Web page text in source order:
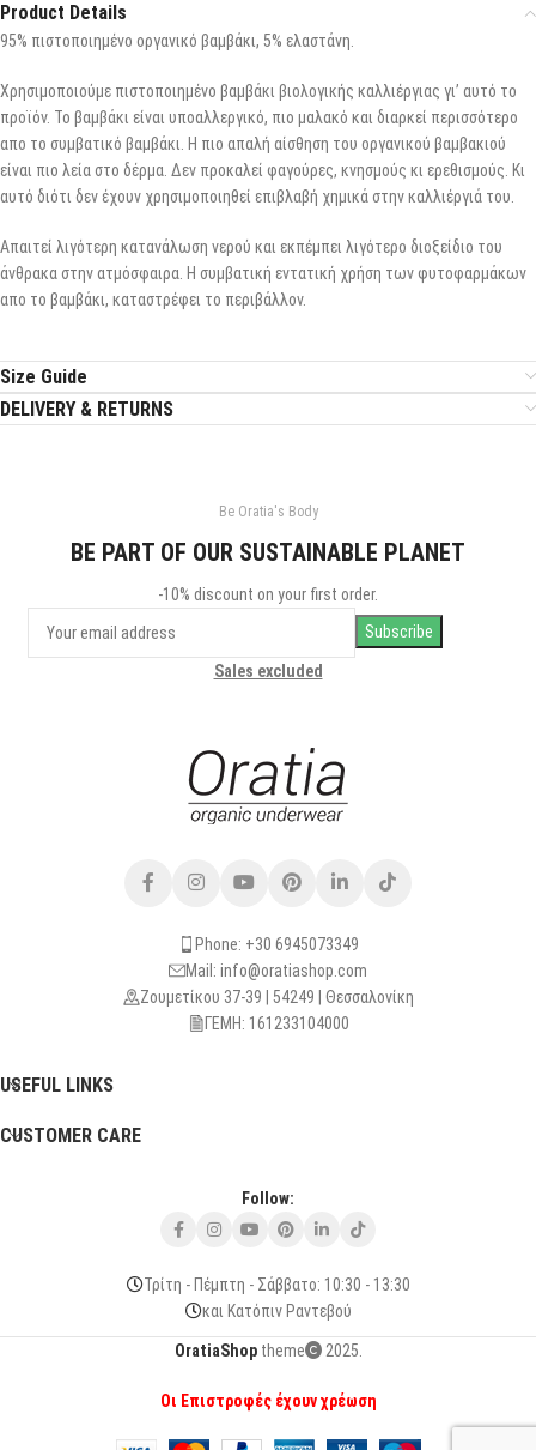
Product Details
95% πιστοποιημένο οργανικό βαμβάκι, 5% ελαστάνη.
Χρησιμοποιούμε πιστοποιημένο βαμβάκι βιολογικής καλλιέργιας γι’ αυτό το
προϊόν. Το βαμβάκι είναι υποαλλεργικό, πιο μαλακό και διαρκεί περισσότερο
απο το συμβατικό βαμβάκι. Η πιο απαλή αίσθηση του οργανικού βαμβακιού
είναι πιο λεία στο δέρμα. Δεν προκαλεί φαγούρες, κνησμούς κι ερεθισμούς. Κι
αυτό διότι δεν έχουν χρησιμοποιηθεί επιβλαβή χημικά στην καλλιέργιά του.
Απαιτεί λιγότερη κατανάλωση νερού και εκπέμπει λιγότερο διοξείδιο του
άνθρακα στην ατμόσφαιρα. Η συμβατική εντατική χρήση των φυτοφαρμάκων
απο το βαμβάκι, καταστρέφει το περιβάλλον.
Size Guide
DELIVERY & RETURNS
Be Oratia's Body
BE PART OF OUR SUSTAINABLE PLANET
-10% discount on your first order.
Sales excluded
Phone: +30 6945073349
Mail: info@oratiashop.com
Ζουμετίκου 37-39 | 54249 | Θεσσαλονίκη
ΓΕΜΗ: 161233104000
USEFUL LINKS
CUSTOMER CARE
Follow:
Τρίτη - Πέμπτη - Σάββατο: 10:30 - 13:30
και Κατόπιν Ραντεβού
OratiaShoptheme 2025.
Οι Επιστροφές έχουν χρέωση